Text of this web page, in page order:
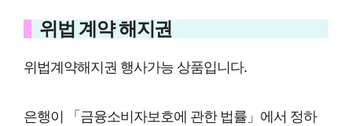
위법 계약 해지권
위법계약해지권 행사가능 상품입니다.
은행이 「금융소비자보호에 관한 법률」에서 정하